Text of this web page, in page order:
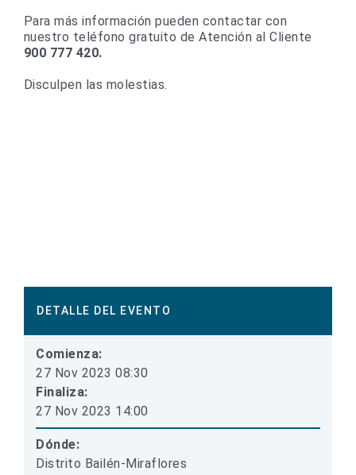
Para más información pueden contactar con
nuestro teléfono gratuito de Atención al Cliente
900 777 420.
Disculpen las molestias.
DETALLE DEL EVENTO
Comienza:
27 Nov 2023 08:30
Finaliza:
27 Nov 2023 14:00
Dónde:
Distrito Bailén-Miraflores